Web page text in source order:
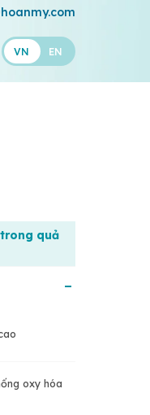
VN EN
quả
oxy hóa